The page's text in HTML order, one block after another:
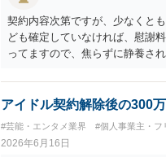
契約内容次第ですが、少なくと
ども確定していなければ、慰謝
ってますので、焦らずに静養さ
アイドル契約解除後の300
#芸能・エンタメ業界 #個人事業主・フ
2026年6月16日